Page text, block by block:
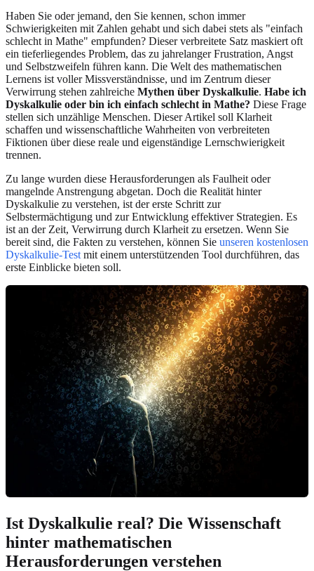
Haben Sie oder jemand, den Sie kennen, schon immer
Schwierigkeiten mit Zahlen gehabt und sich dabei stets als "einfach
schlecht in Mathe" empfunden? Dieser verbreitete Satz maskiert oft
ein tieferliegendes Problem, das zu jahrelanger Frustration, Angst
und Selbstzweifeln führen kann. Die Welt des mathematischen
Lernens ist voller Missverständnisse, und im Zentrum dieser
Verwirrung stehen zahlreiche Mythen über Dyskalkulie. Habe ich
Dyskalkulie oder bin ich einfach schlecht in Mathe? Diese Frage
stellen sich unzählige Menschen. Dieser Artikel soll Klarheit
schaffen und wissenschaftliche Wahrheiten von verbreiteten
Fiktionen über diese reale und eigenständige Lernschwierigkeit
trennen.
Zu lange wurden diese Herausforderungen als Faulheit oder
mangelnde Anstrengung abgetan. Doch die Realität hinter
Dyskalkulie zu verstehen, ist der erste Schritt zur
Selbstermächtigung und zur Entwicklung effektiver Strategien. Es
ist an der Zeit, Verwirrung durch Klarheit zu ersetzen. Wenn Sie
bereit sind, die Fakten zu verstehen, können Sie unseren kostenlosen
Dyskalkulie-Test mit einem unterstützenden Tool durchführen, das
erste Einblicke bieten soll.
Ist Dyskalkulie real? Die Wissenschaft
hinter mathematischen
Herausforderungen verstehen